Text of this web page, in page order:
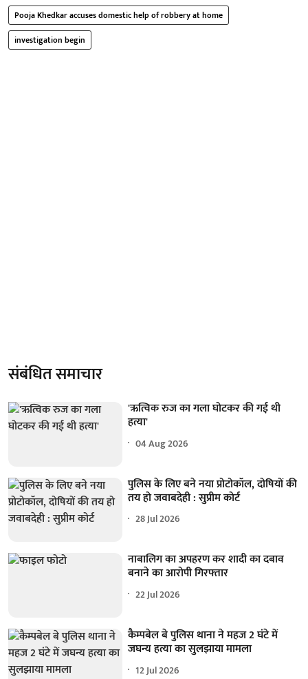
Pooja Khedkar accuses domestic help of robbery at home
investigation begin
संबंधित समाचार
'ऋत्विक रुज का गला घोटकर की गई थी
हत्या'
04 Aug 2026
पुलिस के लिए बने नया प्रोटोकॉल, दोषियों की
तय हो जवाबदेही : सुप्रीम कोर्ट
28 Jul 2026
नाबालिग का अपहरण कर शादी का दबाव
बनाने का आरोपी गिरफ्तार
22 Jul 2026
कैम्पबेल बे पुलिस थाना ने महज 2 घंटे में
जघन्य हत्या का सुलझाया मामला
12 Jul 2026